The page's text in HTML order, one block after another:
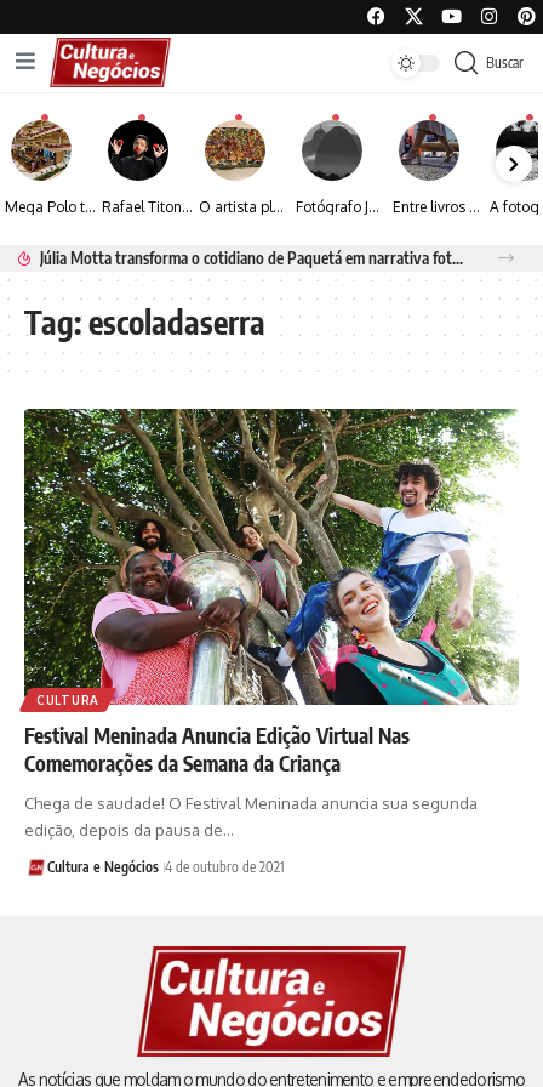
Buscar
Mega Polo transforma lançamento de coleção em plataforma nacional de negócios e projeta crescimento de mais de 15% Rafael Titonelly leva magia e acolhimento a crianças em tratamento oncológico em Juiz de Fora O artista plástico Jorge Luiz transforma sustentabilidade e criatividade em arte contemporânea Fotógrafo José Roberto apresenta um olhar sensível sobre arquitetura, formas e luz na fotografia Entre livros e fotografia autoral, Sebastião Reis consolida uma trajetória marcada pelo olhar artístico
Júlia Motta transforma o cotidiano de Paquetá em narrativa fotográfica sensível
Tag:escoladaserra
CULTURA
Festival Meninada Anuncia Edição Virtual Nas
Comemorações da Semana da Criança
Chega de saudade! O Festival Meninada anuncia sua segunda
edição, depois da pausa de…
Cultura e Negócios 4 de outubro de 2021
As notícias que moldam o mundo do entretenimento e empreendedorismo